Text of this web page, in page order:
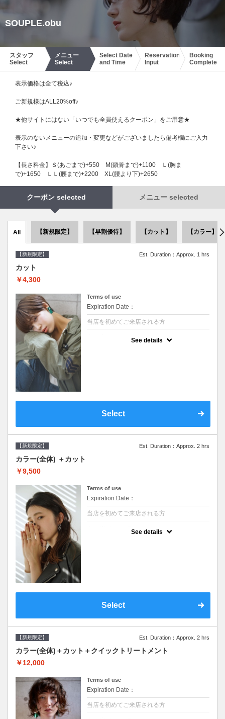
SOUPLE.obu
スタッフ
Select
メニュー
Select
Select Date
and Time
Reservation
Input
Booking
Complete
表示価格は全て税込♪
ご新規様はALL20%off♪
★他サイトにはない「いつでも全員使えるクーポン」をご用意★
表示のないメニューの追加・変更などがございましたら備考欄にご入力
下さい♪
【長さ料金】Ｓ(あごまで)+550 М(鎖骨まで)+1100 Ｌ(胸ま
で)+1650 ＬＬ(腰まで)+2200 XL(腰より下)+2650
クーポン selected メニュー selected
All 【新規限定】 【早割優待】 【カット】 【カラー】
【新規限定】 Est. Duration：Approx. 1 hrs
カット
￥4,300
Terms of use
Expiration Date：
当店を初めてご来店される方
See details
Select
【新規限定】 Est. Duration：Approx. 2 hrs
カラー(全体) ＋カット
￥9,500
Terms of use
Expiration Date：
当店を初めてご来店される方
See details
Select
【新規限定】 Est. Duration：Approx. 2 hrs
カラー(全体)＋カット＋クイックトリートメント
￥12,000
Terms of use
Expiration Date：
当店を初めてご来店される方